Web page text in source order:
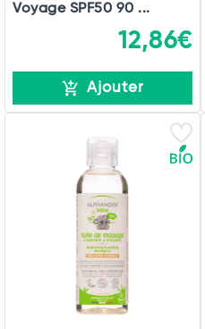
Voyage SPF50 90 ...
12,86€
Ajouter